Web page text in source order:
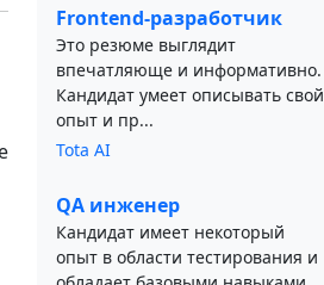
Frontend-разработчик
Это резюме выглядит
впечатляюще и информативно.
Кандидат умеет описывать свой
опыт и пр...
Tota AI
QA инженер
Кандидат имеет некоторый
опыт в области тестирования и